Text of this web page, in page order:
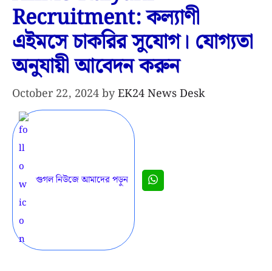
Recruitment: কল্যাণী
এইমসে চাকরির সুযোগ। যোগ্যতা
অনুযায়ী আবেদন করুন
October 22, 2024byEK24 News Desk
গুগল নিউজে আমাদের পড়ুন